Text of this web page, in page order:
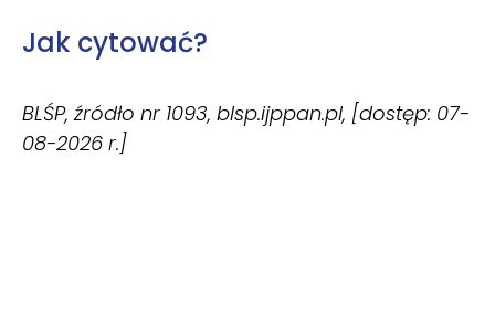
Jak cytować?
BLŚP, źródło nr 1093, blsp.ijppan.pl, [dostęp: 07-
08-2026 r.]